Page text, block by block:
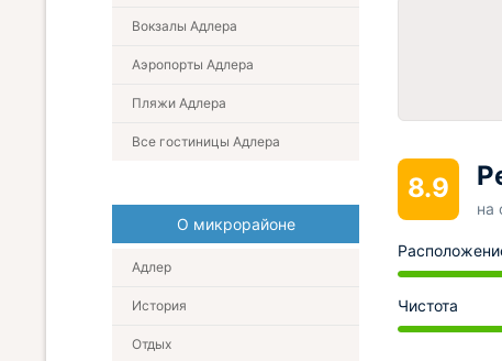
8.9
на
Чистота
Вокзалы Адлера
Аэропорты Адлера
Пляжи Адлера
Все гостиницы Адлера
О микрорайоне
Адлер
История
Отдых